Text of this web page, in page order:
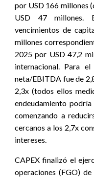
por USD 166 millones
USD 47 millones.
vencimientos de
millones
2025 por USD 47,2
internacional. Para
neta/EBITDA fue de
2,3x (todos ellos
endeudamiento
comenzando a
cercanos a los 2,7x
intereses.
CAPEX finalizó el
operaciones (FGO)